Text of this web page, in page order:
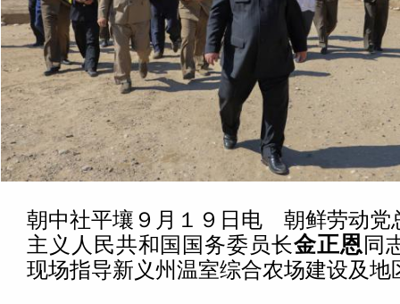
朝中社平壤９月１９日电 朝鲜劳动党
主义人民共和国国务委员长金正恩同
现场指导新义州温室综合农场建设及地